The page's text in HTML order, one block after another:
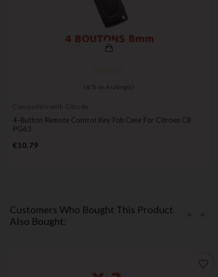
( 4/ 5) on 4 rating(s)
Compatible with Citroën
4-Button Remote Control Key Fob Case For Citroen C8
PG63
€10.79Price
Customers Who Bought This Product
Also Bought: